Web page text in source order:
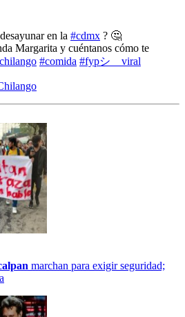
en la #cdmx ? 🤔
Margarita y cuéntanos cómo te
#comida #fypシ゚viral
marchan para exigir seguridad;